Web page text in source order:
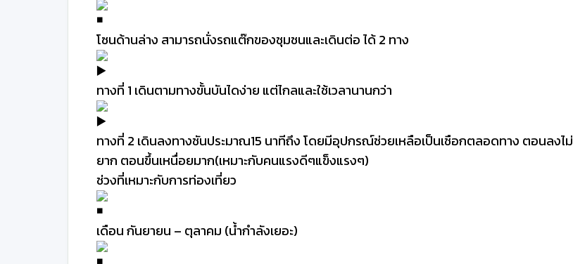
โซนด้านล่าง สามารถนั่งรถแต๊กของชุมชนและเดินต่อ ได้ 2 ทาง
ทางที่ 1 เดินตามทางขั้นบันไดง่าย แต่ไกลและใช้เวลานานกว่า
ทางที่ 2 เดินลงทางชันประมาณ15 นาทีถึง โดยมีอุปกรณ์ช่วยเหลือเป็นเชือกตลอดทาง ตอนลงไม่
ยาก ตอนขึ้นเหนื่อยมาก(เหมาะกับคนแรงดีๆแข็งแรงๆ)
ช่วงที่เหมาะกับการท่องเที่ยว
เดือน กันยายน – ตุลาคม (น้ำกำลังเยอะ)